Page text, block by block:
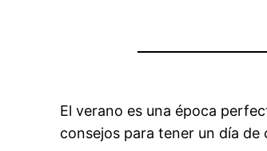
El verano es una época
consejos para tener un día de